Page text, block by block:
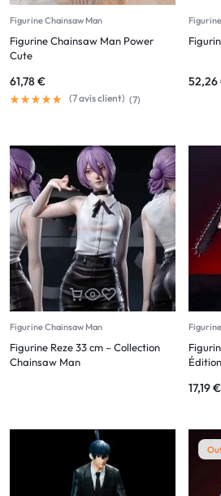
Figurine Chainsaw Man
Figurine Chainsaw Man Power
Cute
61,78€
(7avis client) (7)
52,26
Figurine Chainsaw Man
Figurine Reze 33 cm – Collection
Chainsaw Man
17,19€